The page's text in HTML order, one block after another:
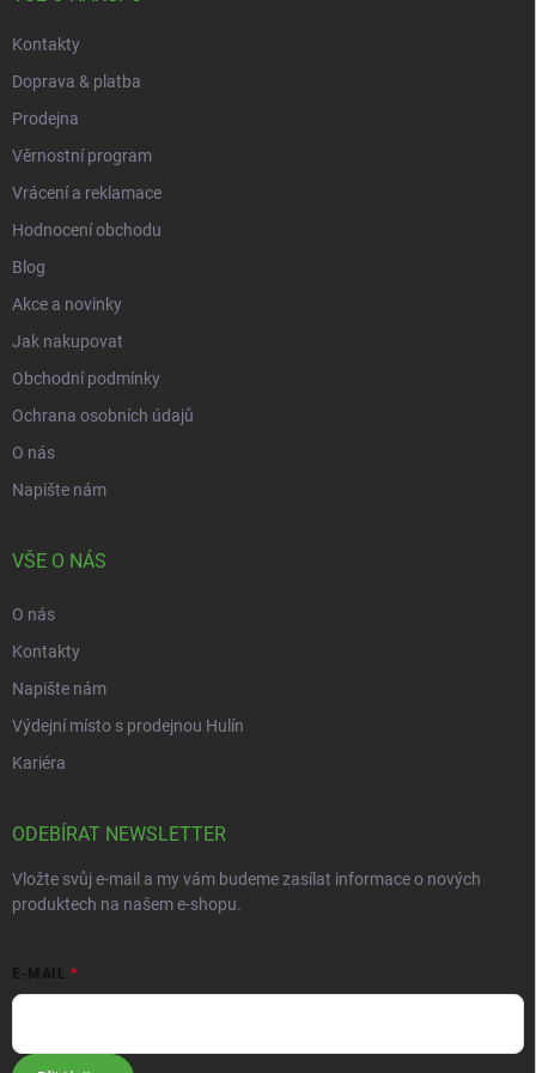
Kontakty
Doprava & platba
Prodejna
Věrnostní program
Vrácení a reklamace
Hodnocení obchodu
Blog
Akce a novinky
Jak nakupovat
Obchodní podmínky
Ochrana osobních údajů
O nás
Napište nám
VŠE O NÁS
O nás
Kontakty
Napište nám
Výdejní místo s prodejnou Hulín
Kariéra
ODEBÍRAT NEWSLETTER
Vložte svůj e-mail a my vám budeme zasílat informace o nových
produktech na našem e-shopu.
E-MAIL